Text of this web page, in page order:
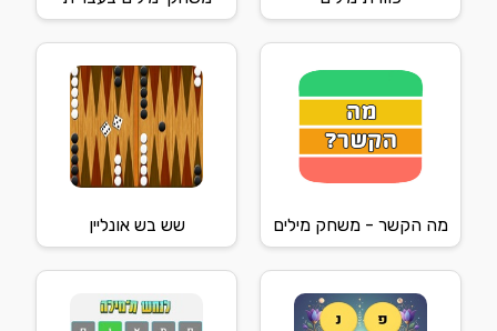
מה הקשר - משחק מילים שש בש אונליין